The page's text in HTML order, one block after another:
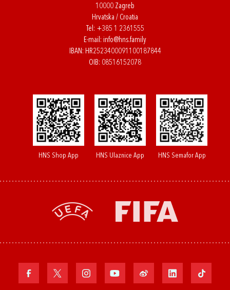
10000 Zagreb
Hrvatska / Croatia
Tel: +385 1 2361555
E-mail: info@hns.family
IBAN: HR2523400091100187844
OIB: 08516152078
HNS Shop App HNS Ulaznice App HNS Semafor App